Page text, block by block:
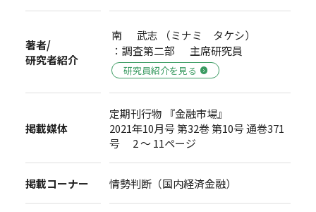
著者/
研究者紹介
南 武志 （ミナミ タケシ）
：調査第二部 主席研究員
研究員紹介を見る
掲載媒体
定期刊行物 『金融市場』
2021年10月号 第32巻 第10号 通巻371
号 2 ～ 11ページ
掲載コーナー 情勢判断（国内経済金融）